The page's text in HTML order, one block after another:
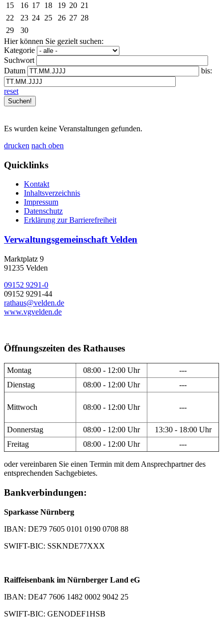
15
16 17 18 19 20 21
22
23 24 25 26 27 28
29
30
Hier können Sie gezielt suchen:
Kategorie
Suchwort
Datum
bis:
reset
Es wurden keine Veranstaltungen gefunden.
drucken nach oben
Quicklinks
Kontakt
Inhaltsverzeichnis
Impressum
Datenschutz
Erklärung zur Barrierefreiheit
Verwaltungsgemeinschaft Velden
Marktplatz 9
91235 Velden
09152 9291-0
09152 9291-44
rathaus@velden.de
www.vgvelden.de
Öffnungszeiten des Rathauses
Montag 08:00 - 12:00 Uhr
---
Dienstag
08:00 - 12:00 Uhr ---
Mittwoch 08:00 - 12:00 Uhr ---
Donnerstag 08:00 - 12:00 Uhr
13:30 - 18:00 Uhr
Freitag
08:00 - 12:00 Uhr ---
oder vereinbaren Sie einen Termin mit dem Ansprechpartner des
entsprechenden Sachgebietes.
Bankverbindungen:
Sparkasse Nürnberg
IBAN: DE79 7605 0101 0190 0708 88
SWIFT-BIC: SSKNDE77XXX
Raiffeisenbank im Nürnberger Land eG
IBAN: DE47 7606 1482 0002 9042 25
SWIFT-BIC: GENODEF1HSB